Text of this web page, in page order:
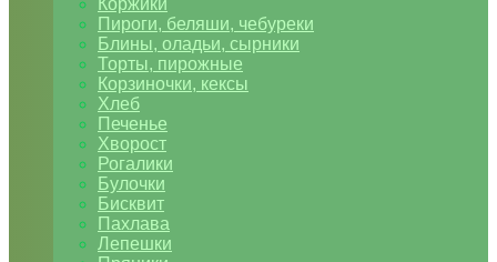
Коржики
Пироги, беляши, чебуреки
Блины, оладьи, сырники
Торты, пирожные
Корзиночки, кексы
Хлеб
Печенье
Хворост
Рогалики
Булочки
Бисквит
Пахлава
Лепешки